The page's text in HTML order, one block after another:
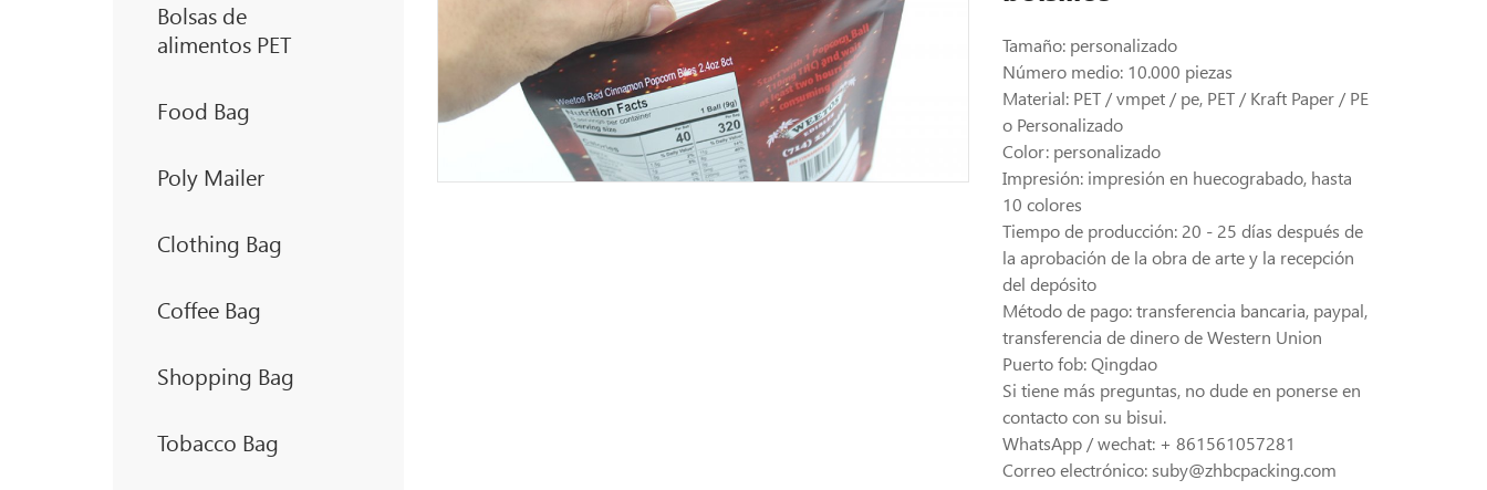
Bolsas de
alimentos PET
Food Bag
Poly Mailer
Clothing Bag
Coffee Bag
Shopping Bag
Tobacco Bag
Tamaño: personalizado
Número medio: 10.000 piezas
Material: PET / vmpet / pe, PET / Kraft Paper / PE
o Personalizado
Color: personalizado
Impresión: impresión en huecograbado, hasta
10 colores
Tiempo de producción: 20 - 25 días después de
la aprobación de la obra de arte y la recepción
del depósito
Método de pago: transferencia bancaria, paypal,
transferencia de dinero de Western Union
Puerto fob: Qingdao
Si tiene más preguntas, no dude en ponerse en
contacto con su bisui.
WhatsApp / wechat: + 861561057281
Correo electrónico: suby@zhbcpacking.com